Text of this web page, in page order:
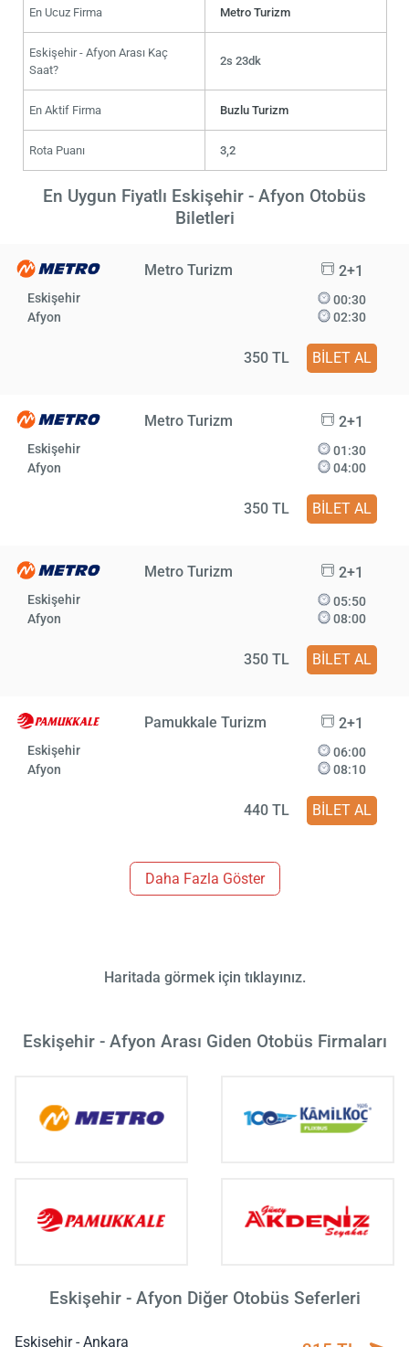
En Ucuz Firma Metro Turizm
Eskişehir - Afyon Arası Kaç
Saat?
2s 23dk
En Aktif Firma Buzlu Turizm
Rota Puanı 3,2
En Uygun Fiyatlı Eskişehir - Afyon Otobüs
Biletleri
Metro Turizm 2+1
Eskişehir
Afyon
00:30
02:30
350 TL BİLET AL
Metro Turizm 2+1
Eskişehir
Afyon
01:30
04:00
350 TL BİLET AL
Metro Turizm 2+1
Eskişehir
Afyon
05:50
08:00
350 TL BİLET AL
Pamukkale Turizm 2+1
Eskişehir
Afyon
06:00
08:10
440 TL BİLET AL
Daha Fazla Göster
Haritada görmek için tıklayınız.
Eskişehir - Afyon Arası Giden Otobüs Firmaları
Eskişehir - Afyon Diğer Otobüs Seferleri
Eskişehir - Ankara